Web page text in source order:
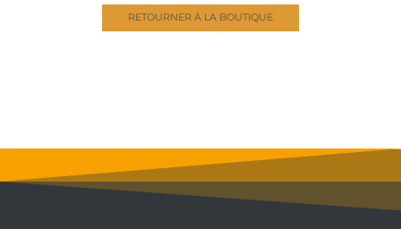
RETOURNER À LA BOUTIQUE